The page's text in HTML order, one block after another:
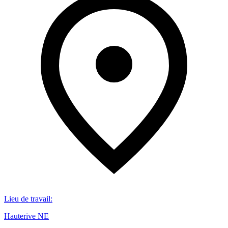
Lieu de travail:
Hauterive NE